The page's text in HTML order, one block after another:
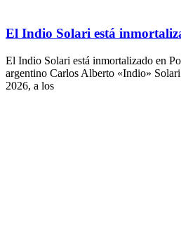
El Indio Solari está
El Indio Solari está inmortalizado en
argentino Carlos Alberto «Indio»
2026, a los